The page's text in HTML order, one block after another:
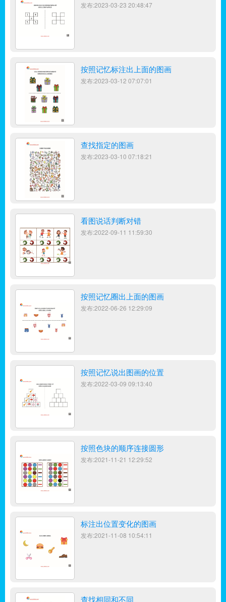
发布:2023-03-23 20:48:47
按照记忆标注出上面的图画
发布:2023-03-12 07:07:01
查找指定的图画
发布:2023-03-10 07:18:21
看图说话判断对错
发布:2022-09-11 11:59:30
按照记忆圈出上面的图画
发布:2022-06-26 12:29:09
按照记忆说出图画的位置
发布:2022-03-09 09:13:40
按照色块的顺序连接圆形
发布:2021-11-21 12:29:52
标注出位置变化的图画
发布:2021-11-08 10:54:11
查找相同和不同